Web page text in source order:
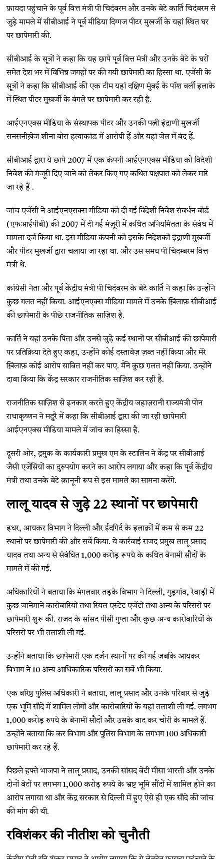
फ़ायदा पहुंचाने के पूर्व वित्त मंत्री पी चिदंबरम और उनके बेटे कार्ति चिदंबरम से
जुड़े मामले में सीबीआई ने पूर्व मीडिया दिग्गज पीटर मुखर्जी के यहां स्थित घर
पर छापेमारी की.
सीबीआई के सूत्रों ने कहा कि यह छापे पूर्व वित्त मंत्री और उनके बेटे के घरों
समेत देश भर में विभिन्न जगहों पर की गयी छापेमारी का हिस्सा था. एजेंसी के
सूत्रों ने कहा कि सीबीआई की एक टीम यहां दक्षिण मुंबई के पॉश वर्ली इलाके
में स्थित पीटर मुखर्जी के बंगले पर छापेमारी कर रही है.
आईएनएक्स मीडिया के संस्थापक पीटर और उनकी पत्नी इंद्राणी मुखर्जी
सनसनीख़ेज शीना बोरा हत्याकांड में आरोपी हैं और यहां जेल में बंद हैं.
सीबीआई द्वारा ये छापे 2007 में एक कंपनी आईएनएक्स मीडिया को विदेशी
निवेश की मंजूरी दिए जाने को लेकर किए गए कथित पक्षपात को लेकर मारे
जा रहे हैं .
जांच एजेंसी ने आईएनएसक्स मीडिया को दी गई विदेशी निवेश संवर्धन बोर्ड
(एफआईपीबी) की 2007 में दी गई मंज़ूरी में कथित अनियमितता के संबंध में
मामला दर्ज किया था. इस मीडिया कंपनी को इसके निदेशकों इंद्राणी मुखर्जी
और पीटर मुखर्जी द्वारा चलाया जा रहा था. और उस समय पी चिदम्बरम वित्त
मंत्री थे.
कांग्रेसी नेता और पूर्व केंद्रीय मंत्री पी चिदंबरम के बेटे कार्ति ने कहा कि उन्होंने
कुछ गलत नहीं किया. आईएनएक्स मीडिया मामले में उनके ख़िलाफ़ सीबीआई
की छापेमारी के पीछे राजनीतिक साज़िश है.
कार्ति ने यहां उनके पिता और उनसे जुड़े कई स्थानों पर सीबीआई की छापेमारी
पर प्रतिक्रिया देते हुए कहा, उन्होंने कोई दस्तावेज़ ज़ब्त नहीं किया और मेरे
ख़िलाफ़ कोई आरोप साबित नहीं कर पाए. मैंने कुछ ग़लत नहीं किया. उन्होंने
दावा किया कि केंद्र सरकार राजनीतिक साज़िश कर रही है.
राजनीतिक साज़िश से इनकार करते हुए केंद्रीय जहाज़रानी राज्यमंत्री पोन
राधाकृष्णन ने मदुरै में कहा कि सीबीआई द्वारा की जा रही छापेमारी
आईएनएक्स मीडिया मामले में जांच का हिस्सा है.
दूसरी ओर, द्रमुक के कार्यकारी प्रमुख एम के स्टालिन ने केंद्र पर सीबीआई
जैसी एजेंसियों का दुरुपयोग करने का आरोप लगाया और कहा कि पूर्व केंद्रीय
मंत्री तथा उनके बेटे क़ानूनी रूप से इस मामले का सामना करेंगे.
लालू यादव से जुड़े 22 स्थानों पर छापेमारी
इधर, आयकर विभाग ने दिल्ली और ईदगिर्द के इलाक़ों में कम से कम 22
स्थानों पर छापेमारी की और सर्वे किया. ये कार्रवाई राजद प्रमुख लालू प्रसाद
यादव तथा अन्य से संबंधित 1,000 करोड़ रूपये के कथित बेनामी सौदों के
मामले में की गई.
अधिकारियों ने बताया कि मंगलवार तड़के विभाग ने दिल्ली, गुड़गांव, रेवाड़ी में
कुछ जानेमाने कारोबारियों तथा रियल एस्टेट एजेंटों तथा अन्य के परिसरों पर
छापेमारी शुरू की. राजद के सांसद पीसी गुप्ता और कुछ अन्य कारोबारियों के
परिसरों पर भी तलाशी ली गई.
उन्होंने बताया कि छापेमारी एक दर्जन स्थानों पर की गई जबकि आयकर
विभाग ने 10 अन्य आधिकारिक परिसरों का सर्वे भी किया.
एक वरिष्ठ पुलिस अधिकारी ने बताया, लालू प्रसाद और उनके परिवार से जुड़े
एक भूमि सौदे में शामिल लोगों और कारोबारियों के यहां तलाशी ली गई. लगभग
1,000 करोड़ रुपये के बेनामी सौदों और उसके बाद कर चोरी के मामले हैं.
उन्होंने बताया कि कर विभाग और पुलिस विभाग के लगभग 100 अधिकारी
छापेमारी कर रहे हैं.
पिछले हफ्ते भाजपा ने लालू प्रसाद, उनकी सांसद बेटी मीसा भारती और उनके
दोनों बेटों पर लगभग 1,000 करोड़ रुपये के भ्रष्ट भूमि सौंदों में शामिल होने का
आरोप लगाया था और केंद्र सरकार से दिल्ली में हुए ऐसे ही एक सौदे की जांच
की मांग की थी.
रविशंकर की नीतीश को चुनौती